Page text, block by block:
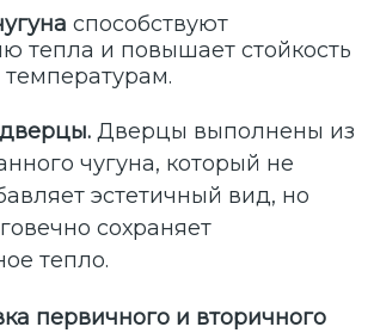
способствуют
тепла и повышает стойкость
Дверцы выполнены из
чугуна, который не
эстетичный вид, но
сохраняет
тепло.
первичного и вторичного